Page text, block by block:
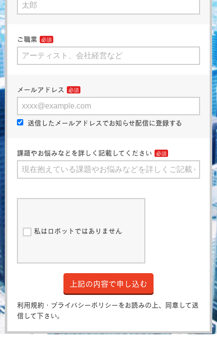
ご職業
メールアドレス
送信したメールアドレスでお知らせ配信に登録する
課題やお悩みなどを詳しく記載してください
私はロボットではありません
上記の内容で申し込む
利用規約・プライバシーポリシーをお読みの上、同意して送
信して下さい。